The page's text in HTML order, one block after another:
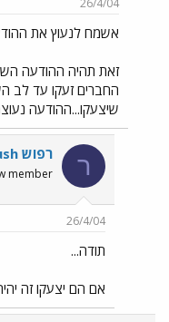
26/4/04
אשמח לנעוץ את
זאת תהיה ההודעה
החברים זעקו עד לב
שיצעקו...ההודעה
ר רפוש rafush
member
26/4/04
תודה...
אם הם יצעקו זה